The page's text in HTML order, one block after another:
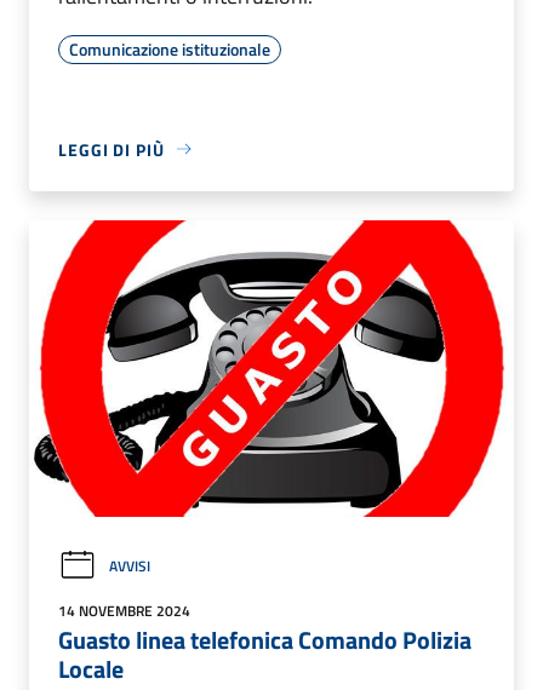
Comunicazione istituzionale
LEGGI DI PIÙ
AVVISI
14 NOVEMBRE 2024
Guasto linea telefonica Comando Polizia
Locale